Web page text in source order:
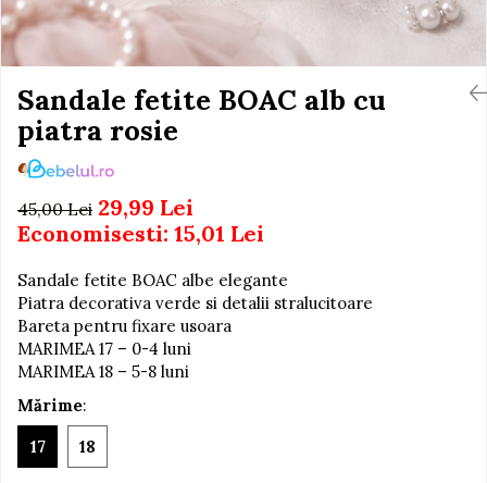
Jucarii de baie
Seturi de frumusete
Caluti balansoar
Interactive, educative si
muzicale
Figurine
Ateliere si unelte
Covorase de dans
Creative
De plus
Electrocasnice si bucatarii
Fotolii gonflabile
Jocuri de indemanare
Ingrijire cosmetica mamici
Perioada Alaptarii
Perioada Sarcinii
Pompe de san
Sisteme De Purtare
Sandale fetite BOAC alb cu
piatra rosie
45,00 Lei 29,99 Lei
Economisesti: 15,01 Lei
Sandale fetite BOAC albe elegante
Piatra decorativa verde si detalii stralucitoare
Bareta pentru fixare usoara
MARIMEA 17 – 0-4 luni
MARIMEA 18 – 5-8 luni
Mărime:
17
18